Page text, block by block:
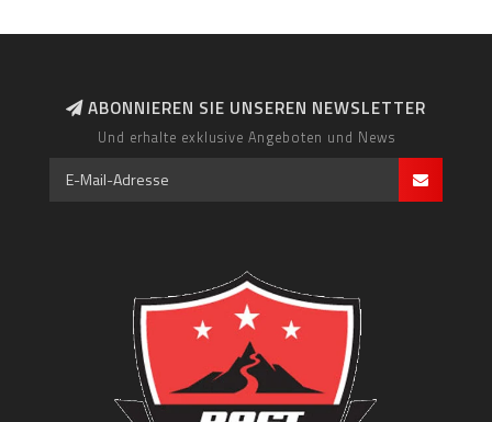
ABONNIEREN SIE UNSEREN NEWSLETTER
Und erhalte exklusive Angeboten und News